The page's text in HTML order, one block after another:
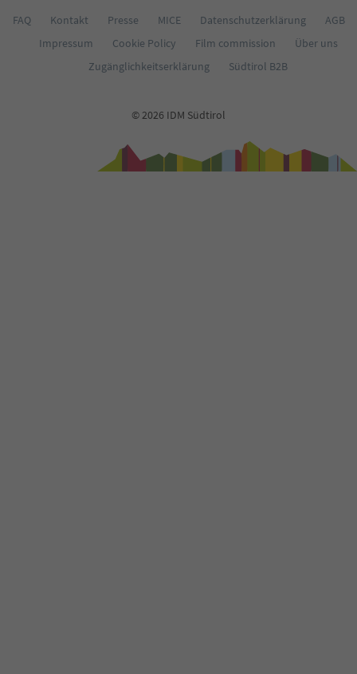
FAQ Kontakt Presse MICE Datenschutzerklärung
AGB
Impressum
Cookie Policy Film commission
Über uns
Zugänglichkeitserklärung
Südtirol B2B
© 2026 IDM Südtirol